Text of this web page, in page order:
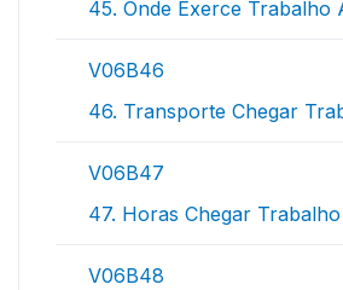
45. Onde Exerce Trabalho
V06B46
46. Transporte Chegar
V06B47
47. Horas Chegar Trabalho
V06B48